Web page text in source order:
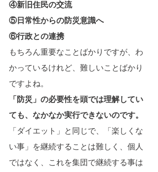
④新旧住民の交流
⑤日常性からの防災意識へ
⑥行政との連携
もちろん重要なことばかりですが、わ
かっているけれど、難しいことばかり
ですよね。
「防災」の必要性を頭では理解してい
ても、なかなか実行できないのです。
「ダイエット」と同じで、「楽しくな
い事」を継続することは難しく、個人
ではなく、これを集団で継続する事は